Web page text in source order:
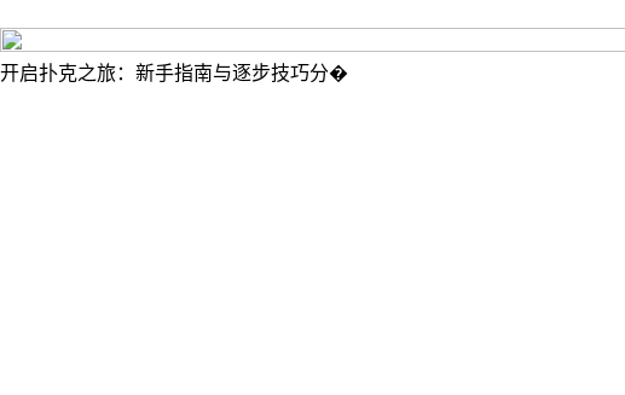
开启扑克之旅：新手指南与逐步技巧分�